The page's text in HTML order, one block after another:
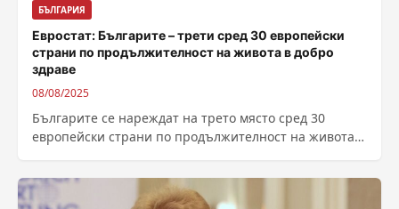
БЪЛГАРИЯ
Евростат: Българите – трети сред 30 европейски
страни по продължителност на живота в добро
здраве
08/08/2025
Българите се нареждат на трето място сред 30
европейски страни по продължителност на живота в